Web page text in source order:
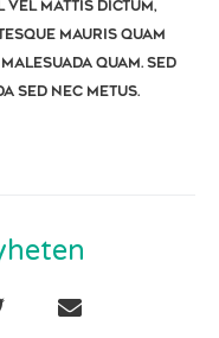
vel mattis dictum,
mauris quam
quam. Sed
sed nec metus.